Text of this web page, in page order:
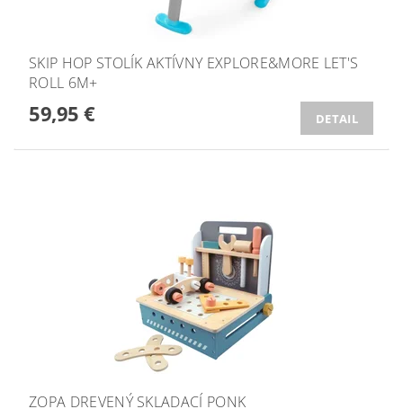
SKIP HOP STOLÍK AKTÍVNY EXPLORE&MORE LET'S
ROLL 6M+
59,95 € DETAIL
ZOPA DREVENÝ SKLADACÍ PONK